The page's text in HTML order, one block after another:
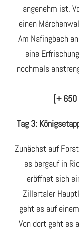
angenehm ist.
einen
Am Nafingbach
eine
nochmals
[+ 650
Tag 3:
Zunächst auf
es bergauf in
eröffnet sich
Zillertaler
geht es auf
Von dort geht es